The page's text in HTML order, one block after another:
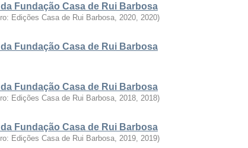
Fundação Casa de Rui Barbosa
Edições Casa de Rui Barbosa, 2020, 2020)
Fundação Casa de Rui Barbosa
Fundação Casa de Rui Barbosa
Edições Casa de Rui Barbosa, 2018, 2018)
Fundação Casa de Rui Barbosa
Edições Casa de Rui Barbosa, 2019, 2019)